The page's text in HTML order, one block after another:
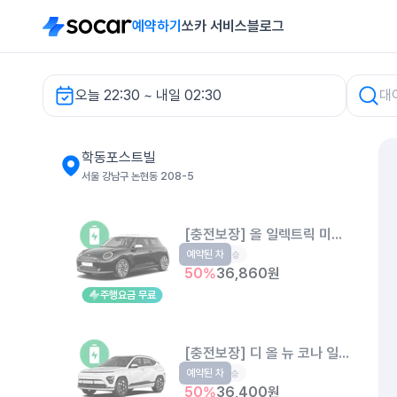
예약하기 쏘카 서비스블로그
오늘 22:30 ~ 내일 02:30
학동포스트빌
서울 강남구 논현동 208-5
주행요금 무료
[충전보장] 올 일렉트릭 미니 쿠퍼
EV 4인승
50%36,860원
예약된 차
[충전보장] 디 올 뉴 코나 일렉트릭 롱
EV 5인승
50%36,400원
예약된 차